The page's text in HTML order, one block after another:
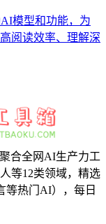
模型和功能，为
阅读效率、理解深
合全网AI生产力工
等12类领域，精选
等热门AI），每日